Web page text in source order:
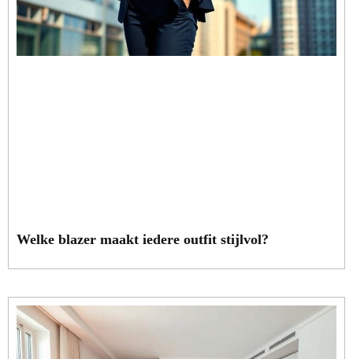
Welke blazer maakt iedere outfit stijlvol?